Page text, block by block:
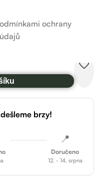
ochrany
brzy!
📍
Doručeno
12. - 14. srpna